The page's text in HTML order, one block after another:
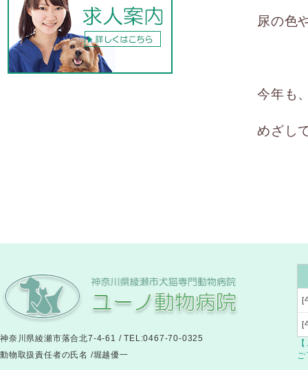
尿の色
今年も
めざし
神奈川県綾瀬市落合北7-4-61 / TEL:0467-70-0325
動物取扱責任者の氏名 /堀越優一
[
[
ご